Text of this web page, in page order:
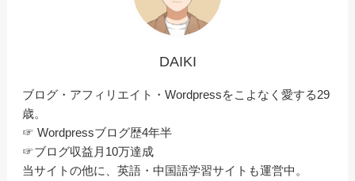
DAIKI
ブログ・アフィリエイト・Wordpressをこよなく愛する29
歳。
☞ Wordpressブログ歴4年半
☞ブログ収益月10万達成
当サイトの他に、英語・中国語学習サイトも運営中。